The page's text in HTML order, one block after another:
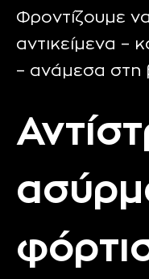
Φροντίζουμε
αντικείμενα –
– ανάμεσα στη